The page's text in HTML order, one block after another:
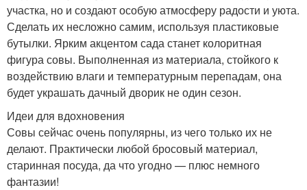
участка, но и создают особую атмосферу радости и уюта.
Сделать их несложно самим, используя пластиковые
бутылки. Ярким акцентом сада станет колоритная
фигура совы. Выполненная из материала, стойкого к
воздействию влаги и температурным перепадам, она
будет украшать дачный дворик не один сезон.
Идеи для вдохновения
Совы сейчас очень популярны, из чего только их не
делают. Практически любой бросовый материал,
старинная посуда, да что угодно — плюс немного
фантазии!